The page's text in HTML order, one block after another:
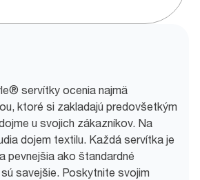
servítky ocenia najmä
ktoré si zakladajú predovšetkým
u svojich zákazníkov. Na
dojem textilu. Každá servítka je
pevnejšia ako štandardné
savejšie. Poskytnite svojim